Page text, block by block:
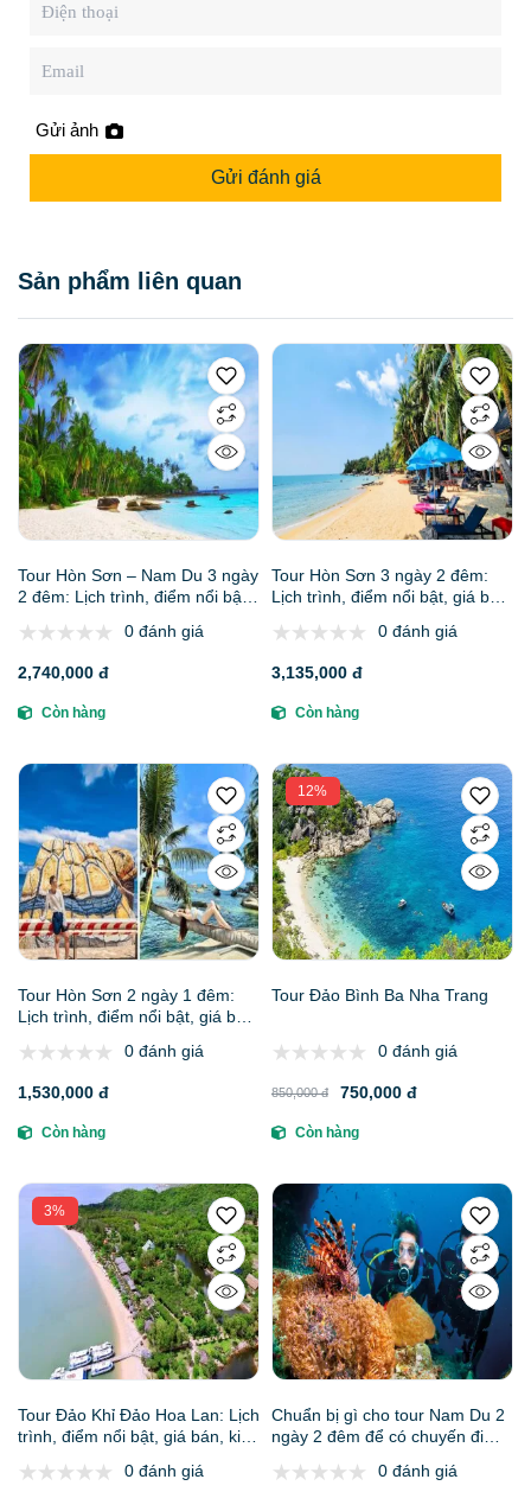
Gửi ảnh
Gửi đánh giá
Sản phẩm liên quan
Tour Hòn Sơn – Nam Du 3 ngày
2 đêm: Lịch trình, điểm nổi bật,
đơn vị uy tín
0 đánh giá
2,740,000 đ
Còn hàng
Tour Hòn Sơn 3 ngày 2 đêm:
Lịch trình, điểm nổi bật, giá bán,
tín
0 đánh giá
3,135,000 đ
Còn hàng
Tour Hòn Sơn 2 ngày 1 đêm:
Lịch trình, điểm nổi bật, giá bán,
tín
0 đánh giá
1,530,000 đ
Còn hàng
12%
Tour Đảo Bình Ba Nha Trang
0 đánh giá
850,000 đ 750,000 đ
Còn hàng
3%
Tour Đảo Khỉ Đảo Hoa Lan: Lịch
trình, điểm nổi bật, giá bán, kinh
0 đánh giá
Chuẩn bị gì cho tour Nam Du 2
ngày 2 đêm để có chuyến đi
0 đánh giá